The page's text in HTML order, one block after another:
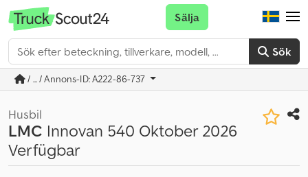
Sök
Sälja
/ ... / Annons-ID: A222-86-737
Husbil
LMC Innovan 540 Oktober 2026
Verfügbar